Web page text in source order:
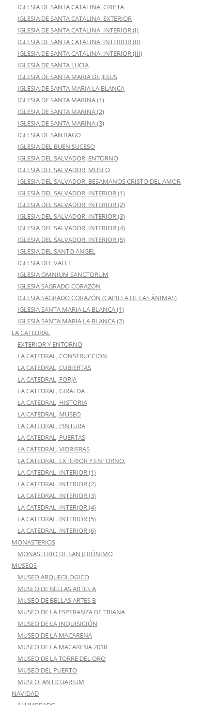
IGLESIA DE SANTA CATALINA. CRIPTA
IGLESIA DE SANTA CATALINA. EXTERIOR
IGLESIA DE SANTA CATALINA. INTERIOR (I)
IGLESIA DE SANTA CATALINA. INTERIOR (II)
IGLESIA DE SANTA CATALINA. INTERIOR (III)
IGLESIA DE SANTA LUCIA
IGLESIA DE SANTA MARIA DE JESUS
IGLESIA DE SANTA MARIA LA BLANCA
IGLESIA DE SANTA MARINA (1)
IGLESIA DE SANTA MARINA (2)
IGLESIA DE SANTA MARINA (3)
IGLESIA DE SANTIAGO
IGLESIA DEL BUEN SUCESO
IGLESIA DEL SALVADOR, ENTORNO
IGLESIA DEL SALVADOR, MUSEO
IGLESIA DEL SALVADOR. BESAMANOS CRISTO DEL AMOR
IGLESIA DEL SALVADOR. INTERIOR (1)
IGLESIA DEL SALVADOR. INTERIOR (2)
IGLESIA DEL SALVADOR. INTERIOR (3)
IGLESIA DEL SALVADOR. INTERIOR (4)
IGLESIA DEL SALVADOR. INTERIOR (5)
IGLESIA DEL SANTO ANGEL
IGLESIA DEL VALLE
IGLESIA OMNIUM SANCTORUM
IGLESIA SAGRADO CORAZÓN
IGLESIA SAGRADO CORAZÓN (CAPILLA DE LAS ÁNIMAS)
IGLESIA SANTA MARIA LA BLANCA (1)
IGLESIA SANTA MARIA LA BLANCA (2)
LA CATEDRAL
EXTERIOR Y ENTORNO
LA CATEDRAL, CONSTRUCCION
LA CATEDRAL, CUBIERTAS
LA CATEDRAL, FORJA
LA CATEDRAL, GIRALDA
LA CATEDRAL, HISTORIA
LA CATEDRAL, MUSEO
LA CATEDRAL, PINTURA
LA CATEDRAL, PUERTAS
LA CATEDRAL, VIDRIERAS
LA CATEDRAL. EXTERIOR Y ENTORNO.
LA CATEDRAL. INTERIOR (1)
LA CATEDRAL. INTERIOR (2)
LA CATEDRAL. INTERIOR (3)
LA CATEDRAL. INTERIOR (4)
LA CATEDRAL. INTERIOR (5)
LA CATEDRAL. INTERIOR (6)
MONASTERIOS
MONASTERIO DE SAN JERÓNIMO
MUSEOS
MUSEO ARQUEOLOGICO
MUSEO DE BELLAS ARTES A
MUSEO DE BELLAS ARTES B
MUSEO DE LA ESPERANZA DE TRIANA
MUSEO DE LA INQUISICIÓN
MUSEO DE LA MACARENA
MUSEO DE LA MACARENA 2018
MUSEO DE LA TORRE DEL ORO
MUSEO DEL PUERTO
MUSEO, ANTICUARIUM
NAVIDAD